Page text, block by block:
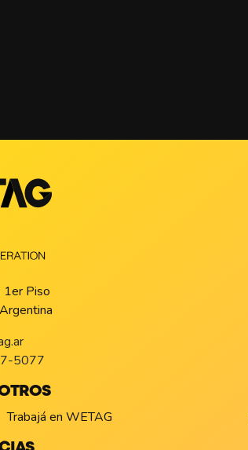
Piso
5077
Trabajá en WETAG